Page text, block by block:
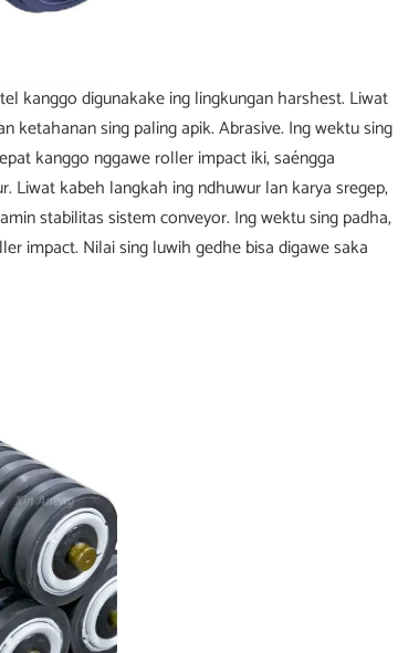
kanggo digunakake ing lingkungan harshest. Liwat
ketahanan sing paling apik. Abrasive. Ing wektu sing
kanggo nggawe roller impact iki, saéngga
Liwat kabeh langkah ing ndhuwur lan karya sregep,
stabilitas sistem conveyor. Ing wektu sing padha,
impact. Nilai sing luwih gedhe bisa digawe saka